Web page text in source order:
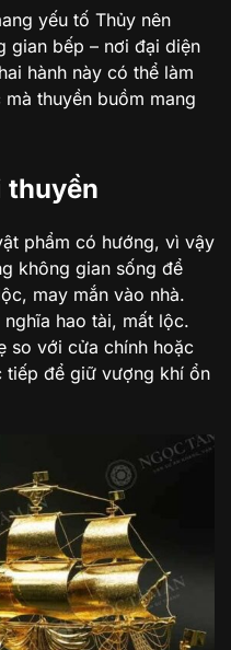
yếu tố Thủy nên
gian bếp – nơi đại diện
hành này có thể làm
thuyền buồm mang
thuyền
phẩm có hướng, vì vậy
không gian sống để
may mắn vào nhà.
hao tài, mất lộc.
so với cửa chính hoặc
tiếp để giữ vượng khí ổn